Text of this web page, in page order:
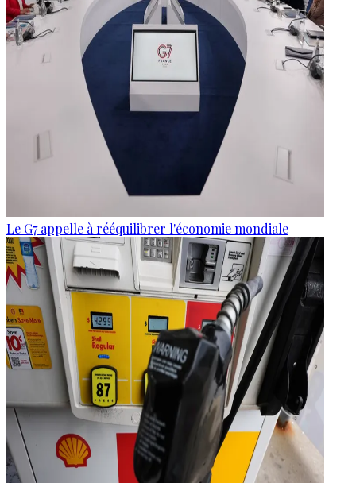
Le G7 appelle à rééquilibrer l'économie mondiale